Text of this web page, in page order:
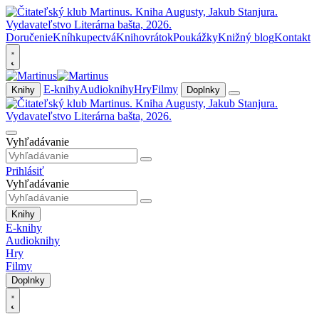
DoručenieKníhkupectváKnihovrátokPoukážkyKnižný blogKontakt
Knihy E-knihyAudioknihyHryFilmy Doplnky
Vyhľadávanie
Prihlásiť
Vyhľadávanie
Knihy
E-knihy
Audioknihy
Hry
Filmy
Doplnky